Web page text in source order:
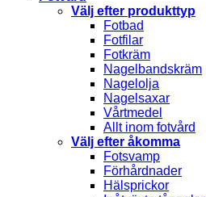
Välj efter produkttyp
Fotbad
Fotfilar
Fotkräm
Nagelbandskräm
Nagelolja
Nagelsaxar
Vårtmedel
Allt inom fotvård
Välj efter åkomma
Fotsvamp
Förhårdnader
Hälsprickor